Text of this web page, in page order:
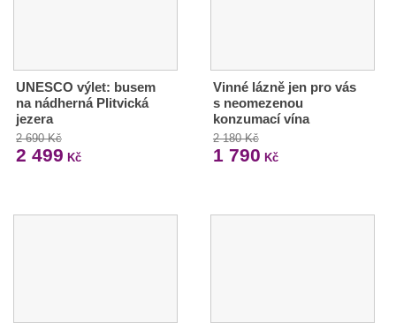
UNESCO výlet: busem
na nádherná Plitvická
jezera
2 690 Kč
2 499 Kč
Vinné lázně jen pro vás
s neomezenou
konzumací vína
2 180 Kč
1 790 Kč